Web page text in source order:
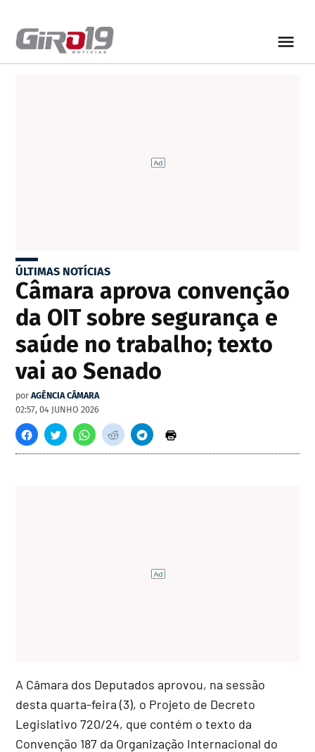
ÚLTIMAS NOTÍCIAS
Câmara aprova convenção
da OIT sobre segurança e
saúde no trabalho; texto
vai ao Senado
por AGÊNCIA CÂMARA
02:57, 04 JUNHO 2026
A Câmara dos Deputados aprovou, na sessão
desta quarta-feira (3), o Projeto de Decreto
Legislativo 720/24, que contém o texto da
Convenção 187 da Organização Internacional do